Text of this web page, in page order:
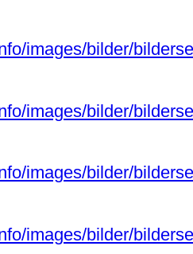
images/bilder/
images/bilder/
images/bilder/
images/bilder/